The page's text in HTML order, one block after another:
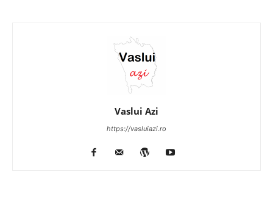
Vaslui Azi
https://vasluiazi.ro